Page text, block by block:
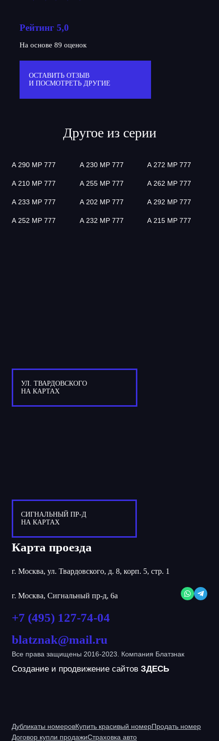
Рейтинг 5,0
На основе 89 оценок
ОСТАВИТЬ ОТЗЫВ
И ПОСМОТРЕТЬ ДРУГИЕ
Другое из серии
А 290 МР 777 А 230 МР 777 А 272 МР 777
А 210 МР 777 А 255 МР 777 А 262 МР 777
А 233 МР 777 А 202 МР 777 А 292 МР 777
А 252 МР 777 А 232 МР 777 А 215 МР 777
УЛ. ТВАРДОВСКОГО
НА КАРТАХ
СИГНАЛЬНЫЙ ПР-Д
НА КАРТАХ
Карта проезда
г. Москва, ул. Твардовского, д. 8, корп. 5, стр. 1
г. Москва, Сигнальный пр-д, 6а
+7 (495) 127-74-04
blatznak@mail.ru
Все права защищены 2016-2023. Компания Блатзнак
Создание и продвижение сайтов ЗДЕСЬ
Дубликаты номеровКупить красивый номерПродать номер
Договор купли продажиСтраховка авто